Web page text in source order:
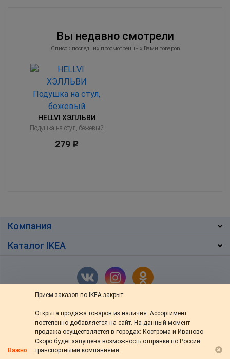
Важно
Прием заказов по IKEA закрыт.
Открыта продажа товаров из наличия. Ассортимент
постепенно добавляется на сайт. На данный момент
продажа осуществляется в городах: Кострома и Иваново.
Скоро будет запущена возможность отправки по России
транспортными компаниями.
Вы недавно смотрели
Список последних просмотренных Вами товаров
HELLVI ХЭЛЛЬВИ
Подушка на стул, бежевый
279 Р
Компания
Каталог IKEA
г. Кострома,ул. Ив.Сусанина 48/76
+7 (4942) 46-13-64
пн — вс: с 10:00 до 20:00